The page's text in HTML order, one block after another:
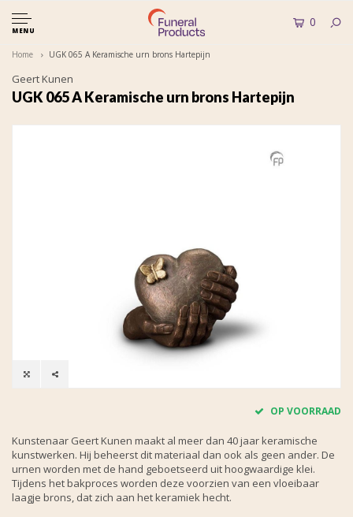
MENU
0
Home UGK 065 A Keramische urn brons Hartepijn
Geert Kunen
UGK 065 A Keramische urn brons Hartepijn
OP VOORRAAD
Kunstenaar Geert Kunen maakt al meer dan 40 jaar keramische
kunstwerken. Hij beheerst dit materiaal dan ook als geen ander. De
urnen worden met de hand geboetseerd uit hoogwaardige klei.
Tijdens het bakproces worden deze voorzien van een vloeibaar
laagje brons, dat zich aan het keramiek hecht.